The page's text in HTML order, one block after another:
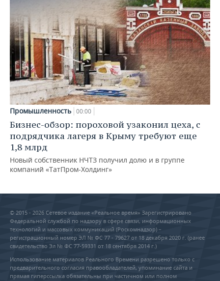
Промышленность 00:00
Бизнес-обзор: пороховой узаконил цеха, с
подрядчика лагеря в Крыму требуют еще
1,8 млрд
Новый собственник НЧТЗ получил долю и в группе
компаний «ТатПром-Холдинг»
© 2015 - 2026 Сетевое издание «Реальное время» Зарегистрировано
Федеральной службой по надзору в сфере связи, информационных
технологий и массовых коммуникаций (Роскомнадзор) –
регистрационный номер ЭЛ № ФС 77 - 79627 от 18 декабря 2020 г. (ранее
свидетельство Эл № ФС 77-59331 от 18 сентября 2014 г.)
Использование материалов Реального Времени разрешено только с
предварительного согласия правообладателей, упоминание сайта и
прямая гиперссылка обязательны при частичном или полном